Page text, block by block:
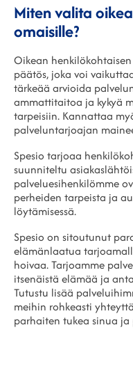
Miten valita
omaisille?
Oikean
päätös, joka voi
tärkeää arvioida
ammattitaitoa ja kykyä
tarpeisiin. Kannattaa
palveluntarjoajan
Spesio tarjoaa
suunniteltu
palveluesihenkilömme
perheiden tarpeista ja
löytämisessä.
Spesio on sitoutunut
elämänlaatua
hoivaa. Tarjoamme
itsenäistä elämää ja
Tutustu lisää
meihin rohkeasti
parhaiten tukea sinua ja